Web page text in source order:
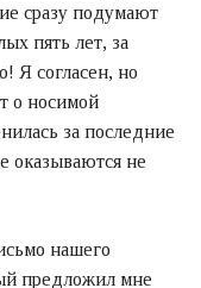
сразу подумают
пять лет, за
Я согласен, но
о носимой
за последние
оказываются не
нашего
предложил мне